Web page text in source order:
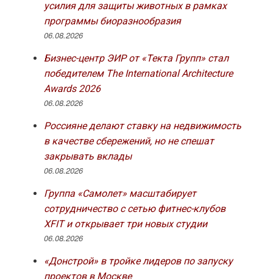
усилия для защиты животных в рамках
программы биоразнообразия
06.08.2026
Бизнес-центр ЭИР от «Текта Групп» стал
победителем The International Architecture
Awards 2026
06.08.2026
Россияне делают ставку на недвижимость
в качестве сбережений, но не спешат
закрывать вклады
06.08.2026
Группа «Самолет» масштабирует
сотрудничество с сетью фитнес-клубов
XFIT и открывает три новых студии
06.08.2026
«Донстрой» в тройке лидеров по запуску
проектов в Москве